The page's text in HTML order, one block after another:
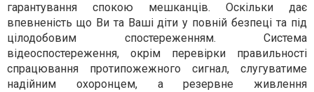
гарантування спокою мешканців. Оскільки дає
впевненість що Ви та Ваші діти у повній безпеці та під
цілодобовим спостереженням. Система
відеоспостереження, окрім перевірки правильності
спрацювання протипожежного сигнал, слугуватиме
надійним охоронцем, а резервне живлення